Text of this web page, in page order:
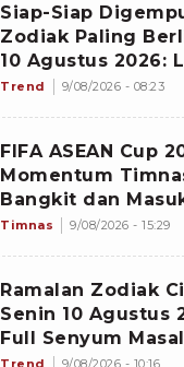
Siap-Siap
Zodiak Paling
10 Agustus 2026:
Proyek Emas
Trend 9/08/2026 - 08:23
FIFA ASEAN Cup
Momentum
Bangkit dan
Timnas 9/08/2026 - 15:29
Ramalan Zodiak
Senin 10 Agustus
Full Senyum
Scorpio Awas
Trend 9/08/2026 - 10:16